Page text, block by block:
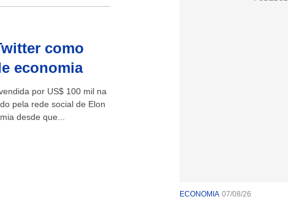
como
economia
por US$ 100 mil na
pela rede social de Elon
desde que...
ECONOMIA 07/08/26